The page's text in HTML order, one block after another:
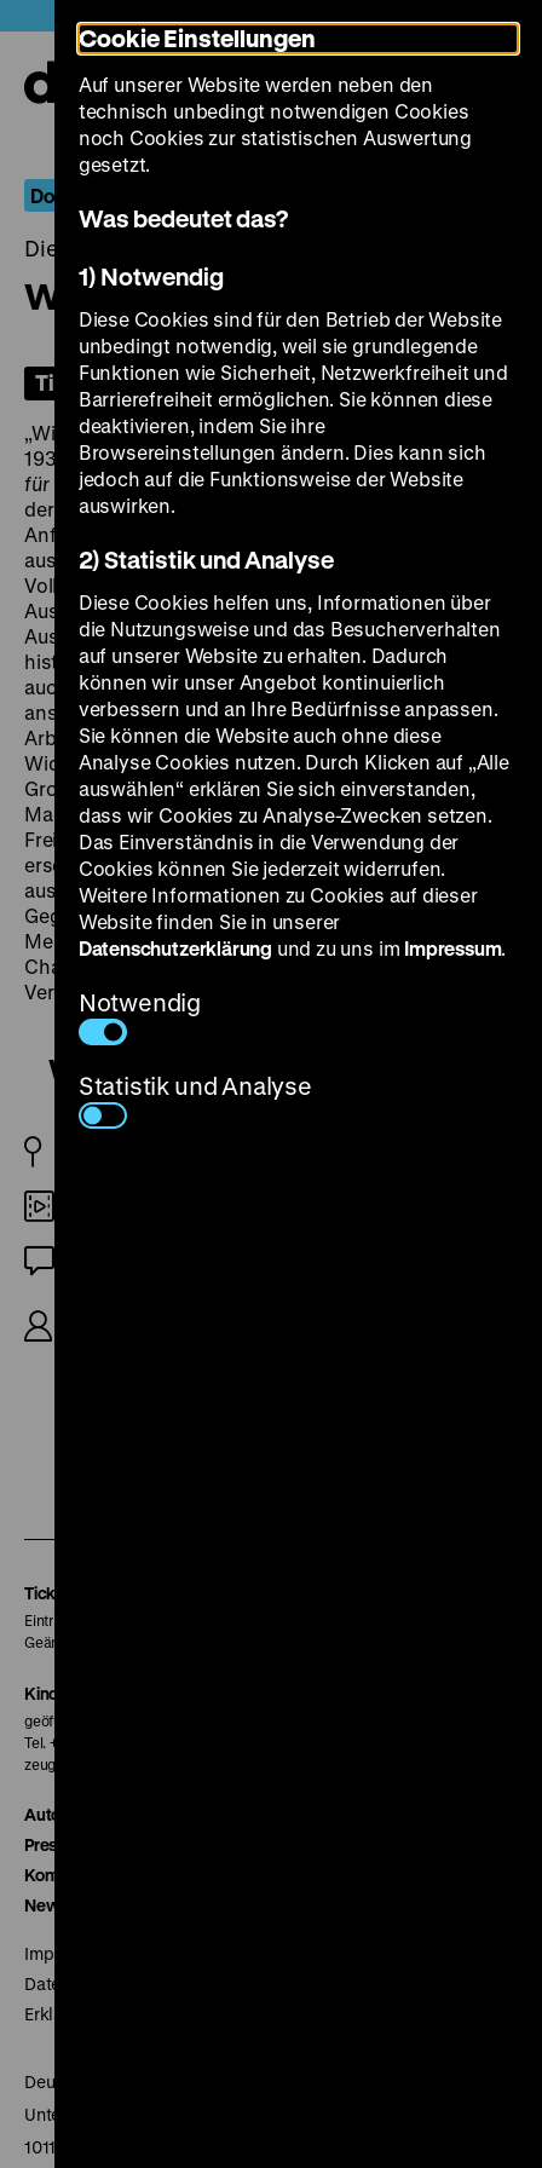
zum
Seiteninhalt
springen
Dokumentarische Positionen: Rainer Komers
Dienstag, 02. September 2025, 19.00 Uhr
Wer bezahlte für Hitler?
Tickets
„Widerstand und Verfolgung in Mülheim an der Ruhr
1933-1945“, so lautet der Untertitel vonWer bezahlte
für Hitler?, einem von Komers politischsten Filmen. Mit
der Aufarbeitung der NS-Zeit im Ruhrgebiet setzte sich
Anfang der 1980er Jahre auch eine Wanderausstellung
auseinander, die ein Arbeitskreis der Mülheimer
Volkshochschule organisiert hatte und zum
Ausgangspunkt von Komers Essay wird. Wie die
Ausstellung verwendetWer bezahlte für Hitler?
historisches Bild- und Textmaterial, stützt sich aber
auch auf Zeitzeug*innenberichte. Sie machen
anschaulich, welch hohen Preis antifaschistische
Arbeiter*innen im Nationalsozialismus für ihre
Widerstandsaktionen bezahlten, wohingegen lokale
Großindustrielle der Machtergreifung und dem
Machterhalt Hitlers mit riesigen Summen zuarbeiteten.
Freimütig erzählt davon Fritz Thyssen in seinem 1940
erschienenen BuchI Paid Hitler. Zu längeren Auszügen
aus der Autobiografie ziehen nüchterne
Gegenwartsbilder an uns vorbei. Die kühle
Menschenverachtung des Hitler-Förderers trifft auf die
Charakterköpfe von Arbeiter*innen, die von ihrer
Verfolgung durch die Nazis berichten. (ts)
Wer bezahlte für Hitler?
Tickets
Eintritt 5 €
Geänderte Preise sind im Programm vermerkt.
Kinokasse
geöffnet 30 Minuten vor Beginn der ersten Vorstellung
Tel. + 49 30 20304-770
zeughauskino@dhm.de
Autor*innen
Presse
Kontakt
Newsletter
Impressum
Datenschutz
Erklärung digitale Barrierefreiheit
Deutsches Historisches Museum
Unter den Linden 2
10117 Berlin
Cookie Einstellungen
Auf unserer Website werden neben den
technisch unbedingt notwendigen Cookies
noch Cookies zur statistischen Auswertung
gesetzt.
Was bedeutet das?
1) Notwendig
Diese Cookies sind für den Betrieb der Website
unbedingt notwendig, weil sie grundlegende
Funktionen wie Sicherheit, Netzwerkfreiheit und
Barrierefreiheit ermöglichen. Sie können diese
deaktivieren, indem Sie ihre
Browsereinstellungen ändern. Dies kann sich
jedoch auf die Funktionsweise der Website
auswirken.
2) Statistik und Analyse
Diese Cookies helfen uns, Informationen über
die Nutzungsweise und das Besucherverhalten
auf unserer Website zu erhalten. Dadurch
können wir unser Angebot kontinuierlich
verbessern und an Ihre Bedürfnisse anpassen.
Sie können die Website auch ohne diese
Analyse Cookies nutzen. Durch Klicken auf „Alle
auswählen“ erklären Sie sich einverstanden,
dass wir Cookies zu Analyse-Zwecken setzen.
Das Einverständnis in die Verwendung der
Cookies können Sie jederzeit widerrufen.
Weitere Informationen zu Cookies auf dieser
Website finden Sie in unserer
Datenschutzerklärung und zu uns im Impressum.
Notwendig
Statistik und Analyse